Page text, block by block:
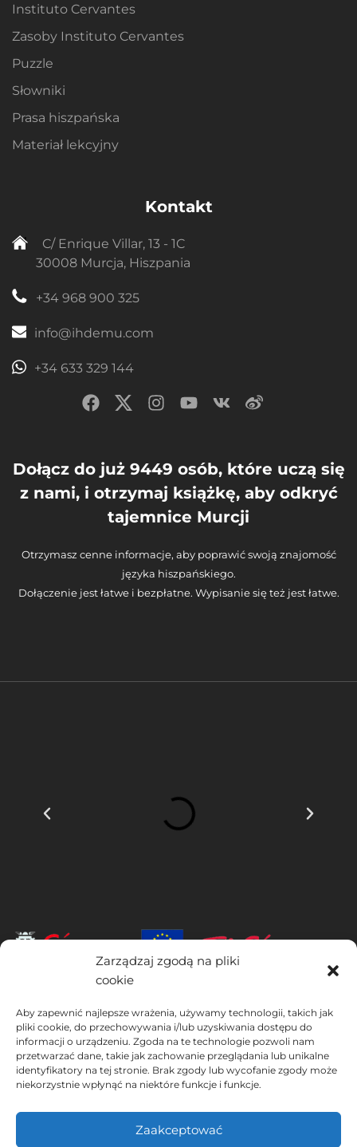
Zarządzaj zgodą na pliki
cookie
Aby zapewnić najlepsze wrażenia, używamy technologii, takich jak
pliki cookie, do przechowywania i/lub uzyskiwania dostępu do
informacji o urządzeniu. Zgoda na te technologie pozwoli nam
przetwarzać dane, takie jak zachowanie przeglądania lub unikalne
identyfikatory na tej stronie. Brak zgody lub wycofanie zgody może
niekorzystnie wpłynąć na niektóre funkcje i funkcje.
Zaakceptować
Instituto Cervantes
Zasoby Instituto Cervantes
Puzzle
Słowniki
Prasa hiszpańska
Materiał lekcyjny
Kontakt
C/ Enrique Villar, 13 - 1C
30008 Murcja, Hiszpania
+34 968 900 325
info@ihdemu.com
+34 633 329 144
Dołącz do już 9449 osób, które uczą się
z nami, i otrzymaj książkę, aby odkryć
tajemnice Murcji
Otrzymasz cenne informacje, aby poprawić swoją znajomość
języka hiszpańskiego.
Dołączenie jest łatwe i bezpłatne. Wypisanie się też jest łatwe.
beneficjentem Europejskiego Funduszu Rozwoju Regionalnego,
którego celem jest rozwój wykorzystania i jakości technologii
informacyjno-komunikacyjnych oraz ich dostępności, dzięki czemu
wdrożył następujące rozwiązania: obecność w Internecie poprzez
swoją Stronie internetowej. Obecne działanie miało miejsce w 2020
roku. W tym celu zostało wsparte przez program TIC Cámaras, przez